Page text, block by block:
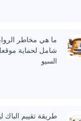
ما هي مخاطر
شامل لحماية
السيو
طريقة تقييم الباك